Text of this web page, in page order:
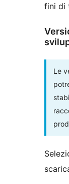
fini di
Le